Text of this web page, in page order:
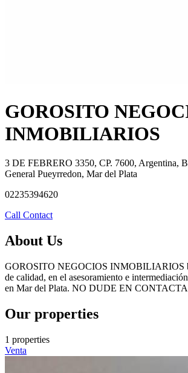
GOROSITO
INMOBILIARIOS
3 DE FEBRERO 3350, CP. 7600, Argentina,
General Pueyrredon, Mar del Plata
02235394620
Call Contact
About Us
GOROSITO NEGOCIOS INMOBILIARIOS
de calidad, en el asesoramiento e
en Mar del Plata. NO DUDE EN
Our properties
1 properties
Venta